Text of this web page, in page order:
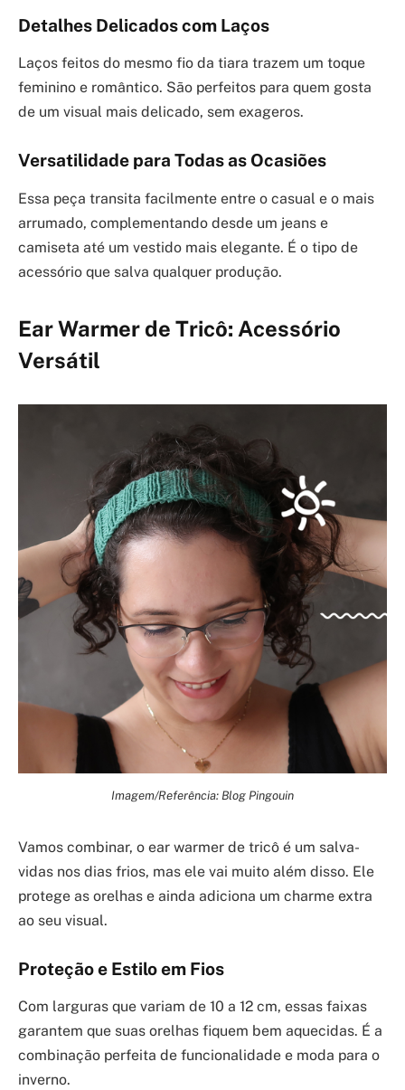
Detalhes Delicados com Laços
Laços feitos do mesmo fio da tiara trazem um toque
feminino e romântico. São perfeitos para quem gosta
de um visual mais delicado, sem exageros.
Versatilidade para Todas as Ocasiões
Essa peça transita facilmente entre o casual e o mais
arrumado, complementando desde um jeans e
camiseta até um vestido mais elegante. É o tipo de
acessório que salva qualquer produção.
Ear Warmer de Tricô: Acessório
Versátil
Imagem/Referência: Blog Pingouin
Vamos combinar, o ear warmer de tricô é um salva-
vidas nos dias frios, mas ele vai muito além disso. Ele
protege as orelhas e ainda adiciona um charme extra
ao seu visual.
Proteção e Estilo em Fios
Com larguras que variam de 10 a 12 cm, essas faixas
garantem que suas orelhas fiquem bem aquecidas. É a
combinação perfeita de funcionalidade e moda para o
inverno.